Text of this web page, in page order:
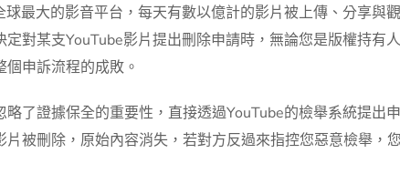
最大的影音平台，每天有數以億計的影片被上傳、分享與
對某支YouTube影片提出刪除申請時，無論您是版權持有
申訴流程的成敗。
了證據保全的重要性，直接透過YouTube的檢舉系統提出
被刪除，原始內容消失，若對方反過來指控您惡意檢舉，